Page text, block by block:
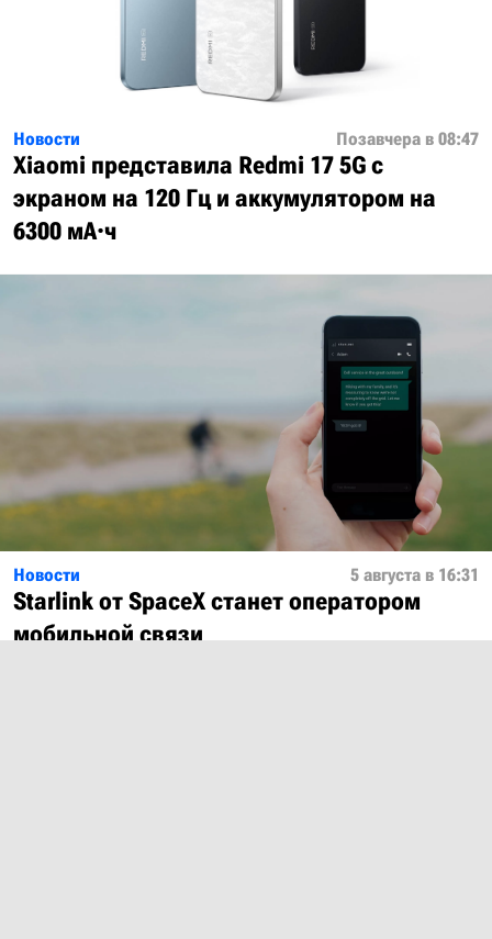
Новости Позавчера в 08:47
Xiaomi представила Redmi 17 5G с
экраном на 120 Гц и аккумулятором на
6300 мА·ч
Новости 5 августа в 16:31
Starlink от SpaceX станет оператором
мобильной связи